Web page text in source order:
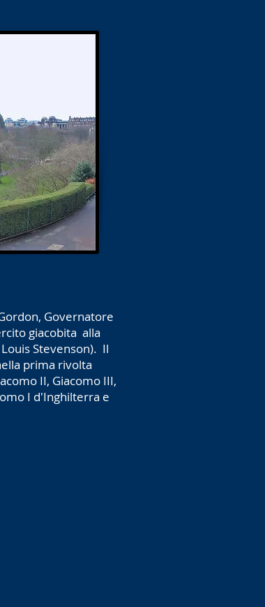
Governatore
giacobita alla
Stevenson). Il
prima rivolta
II, Giacomo III,
I d'Inghilterra e